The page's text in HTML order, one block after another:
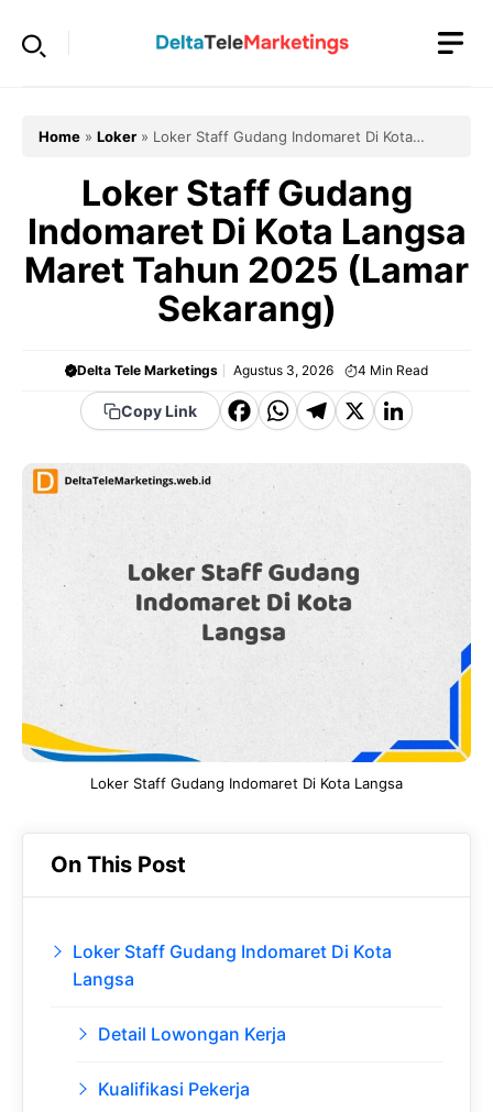
Home » Loker » Loker Staff Gudang Indomaret Di Kota
Loker Staff Gudang
Indomaret Di Kota Langsa
Maret Tahun 2025 (Lamar
Sekarang)
Delta Tele Marketings Agustus 3, 2026 4 Min Read
Copy Link
F
e
b
o
o
W
a
t
s
A
p
T
g
r
a
m
X Li
k
e
Loker Staff Gudang Indomaret Di Kota Langsa
On This Post
Loker Staff Gudang Indomaret Di Kota
Langsa
Detail Lowongan Kerja
Kualifikasi Pekerja